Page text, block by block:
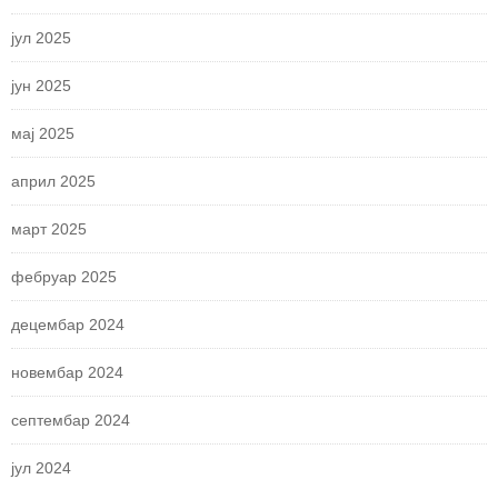
јул 2025
јун 2025
мај 2025
април 2025
март 2025
фебруар 2025
децембар 2024
новембар 2024
септембар 2024
јул 2024